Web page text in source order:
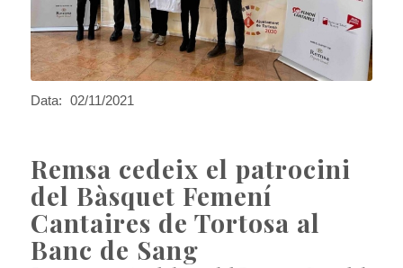
Data: 02/11/2021
Remsa cedeix el patrocini
del Bàsquet Femení
Cantaires de Tortosa al
Banc de Sang